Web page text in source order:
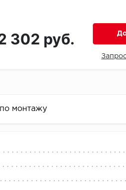
302 руб.
монтажу